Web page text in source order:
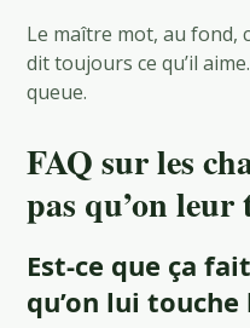
Le maître mot, au fond,
dit toujours ce qu’il
queue.
FAQ sur les
pas qu’on leur
Est-ce que ça
qu’on lui touche